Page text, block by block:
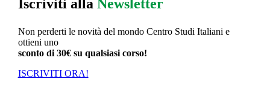
Iscriviti alla Newsletter
Non perderti le novità del mondo Centro Studi Italiani e
ottieni uno
sconto di 30€ su qualsiasi corso!
ISCRIVITI ORA!